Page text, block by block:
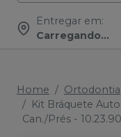
Entregar em:
Carregando...
Home Ortodontia
Kit Bráquete
Can./Prés -